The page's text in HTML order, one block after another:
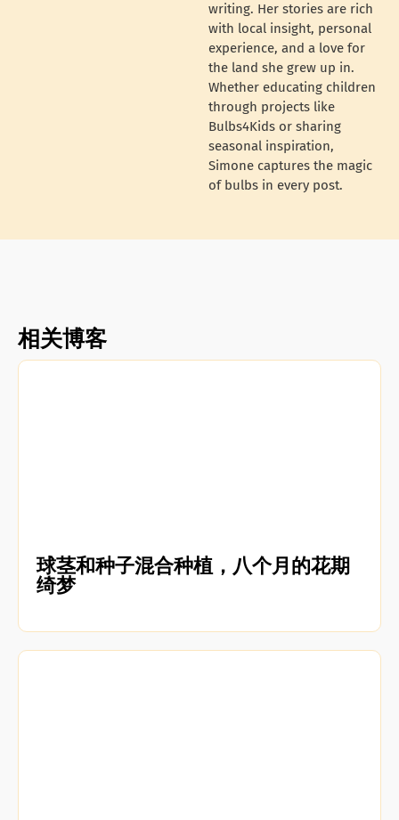
writing. Her stories are rich
with local insight, personal
experience, and a love for
the land she grew up in.
Whether educating children
through projects like
Bulbs4Kids or sharing
seasonal inspiration,
Simone captures the magic
of bulbs in every post.
相关博客
球茎和种子混合种植，八个月的花期
绮梦